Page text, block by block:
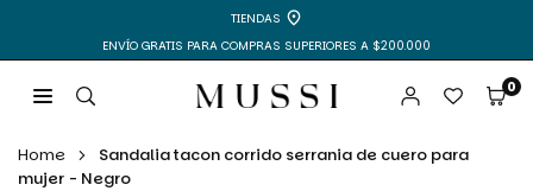
al
contenido
TIENDAS
ENVÍO GRATIS PARA COMPRAS SUPERIORES A $200.000
MUSSI
|
ZAPATOS
0
Home
Sandalia tacon corrido serrania de cuero para
mujer - Negro